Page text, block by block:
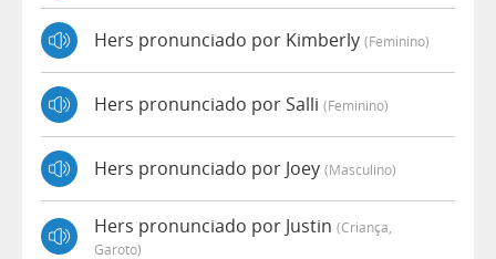
Hers pronunciado por Kimberly (feminino)
Hers pronunciado por Salli (feminino)
Hers pronunciado por Joey (masculino)
Hers pronunciado por Justin (criança,
Garoto)